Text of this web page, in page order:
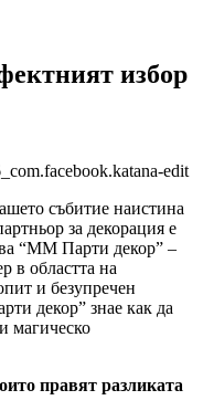
избор
събитие наистина
за декорация е
“ММ Парти декор” –
в областта на
и безупречен
декор” знае как да
магическо
правят разликата